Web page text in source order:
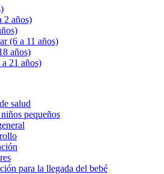
2 años)
(6 a 11 años)
años)
21 años)
salud
pequeños
para la llegada del bebé